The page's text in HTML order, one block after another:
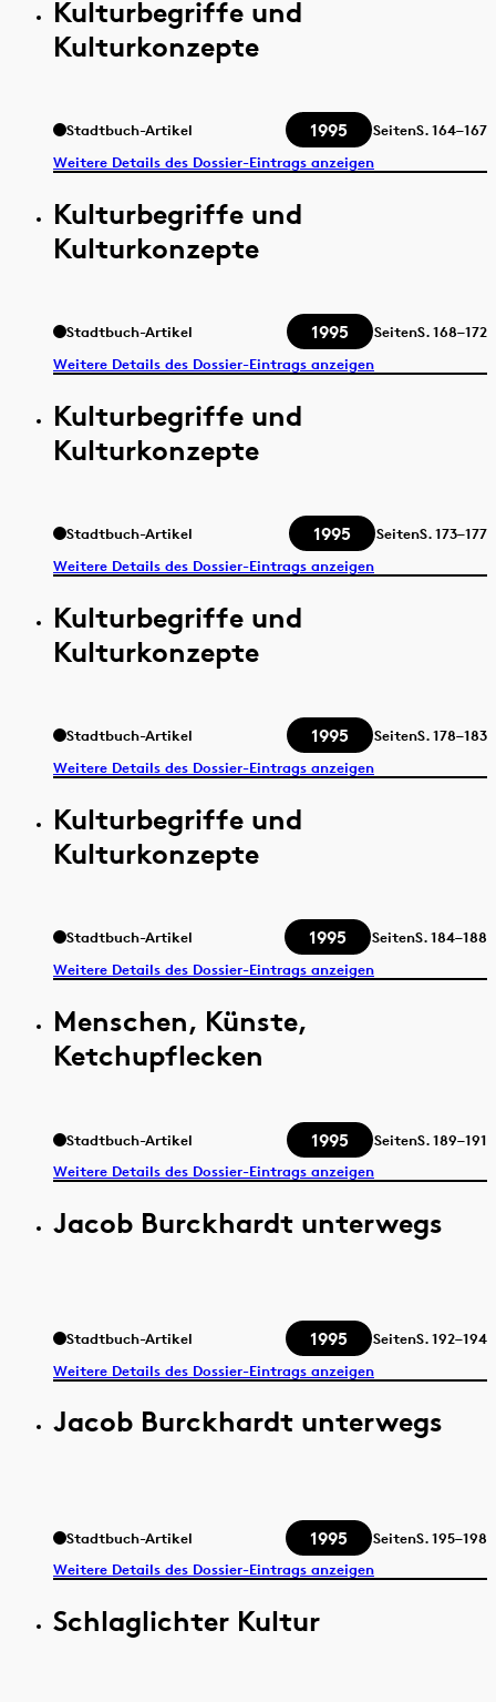
Kulturbegriffe und
Kulturkonzepte
Stadtbuch-Artikel 1995 SeitenS.164–167
Weitere Details des Dossier-Eintrags anzeigen
Kulturbegriffe und
Kulturkonzepte
Stadtbuch-Artikel 1995 SeitenS.168–172
Weitere Details des Dossier-Eintrags anzeigen
Kulturbegriffe und
Kulturkonzepte
Stadtbuch-Artikel 1995 SeitenS.173–177
Weitere Details des Dossier-Eintrags anzeigen
Kulturbegriffe und
Kulturkonzepte
Stadtbuch-Artikel 1995 SeitenS.178–183
Weitere Details des Dossier-Eintrags anzeigen
Kulturbegriffe und
Kulturkonzepte
Stadtbuch-Artikel 1995 SeitenS.184–188
Weitere Details des Dossier-Eintrags anzeigen
Menschen, Künste,
Ketchupflecken
Stadtbuch-Artikel 1995 SeitenS.189–191
Weitere Details des Dossier-Eintrags anzeigen
Jacob Burckhardt unterwegs
Stadtbuch-Artikel 1995 SeitenS.192–194
Weitere Details des Dossier-Eintrags anzeigen
Jacob Burckhardt unterwegs
Stadtbuch-Artikel 1995 SeitenS.195–198
Weitere Details des Dossier-Eintrags anzeigen
Schlaglichter Kultur